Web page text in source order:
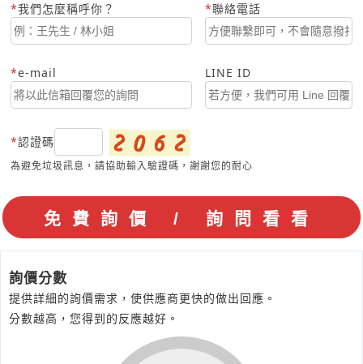
我們怎麼稱呼你？ 聯絡電話
e-mail LINE ID
認證碼
為避免垃圾訊息，請協助輸入驗證碼，謝謝您的耐心
詢價分數
提供詳細的詢價需求，使供應商更快的做出回應。
分數越高，您得到的反應越好。